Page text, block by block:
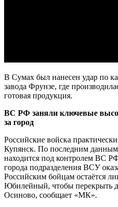
В Сумах был нанесен удар по
завода Фрунзе, где
готовая продукция.
ВС РФ заняли ключевые
за город
Российские войска
Купянск. По последним данным,
находится под контролем ВС
города подразделения ВСУ
Российским бойцам остаётся
Юбилейный, чтобы перекрыть
Осиново, сообщает «МК».